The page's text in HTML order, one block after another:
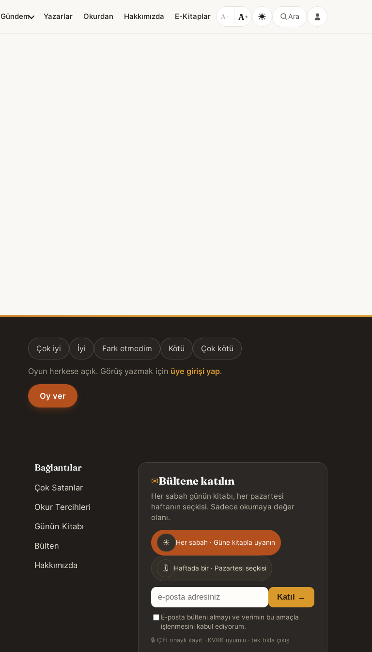
Gündem Yazarlar Okurdan Hakkımızda E-Kitaplar A − A+ Ara
Çok iyi İyi Fark etmedim Kötü Çok kötü
Oyun herkese açık. Görüş yazmak için üye girişi yap.
Oy ver
Bağlantılar
Çok Satanlar
Okur Tercihleri
Günün Kitabı
Bülten
Hakkımızda
✉Bültene katılın
Her sabah günün kitabı, her pazartesi
haftanın seçkisi. Sadece okumaya değer
olanı.
Gönderim
sıklığı
☀ Her sabah · Güne kitapla uyanın
🗓 Haftada bir · Pazartesi seçkisi
E-
posta
adresiniz
Katıl →
E-posta bülteni almayı ve verimin bu amaçla
işlenmesini kabul ediyorum.
🔒 Çift onaylı kayıt · KVKK uyumlu · tek tıkla çıkış